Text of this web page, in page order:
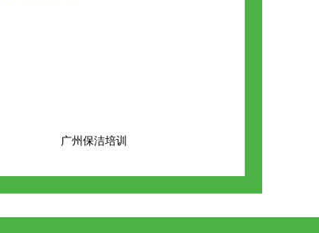
广州保洁培训